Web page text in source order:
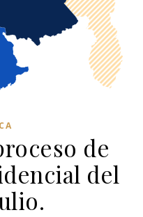
de
del